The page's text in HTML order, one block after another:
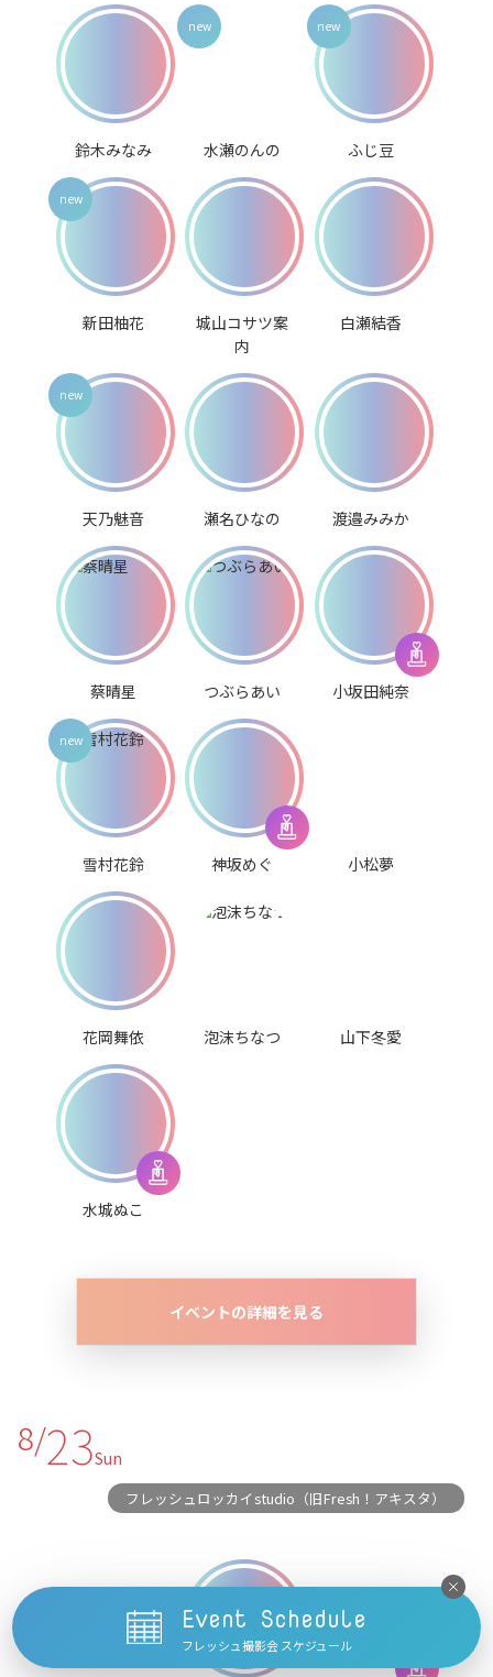
鈴木みなみ 水瀬のんの ふじ豆
新田柚花
城山コサツ案
内
白瀬結香
天乃魅音 瀬名ひなの 渡邉みみか
蔡晴星 つぶらあい 小坂田純奈
雪村花鈴 神坂めぐ 小松夢
花岡舞依 泡沫ちなつ 山下冬愛
水城ぬこ
イベントの詳細を見る
8/23Sun
フレッシュロッカイstudio（旧Fresh！アキスタ）
Event Schedule
フレッシュ撮影会 スケジュール